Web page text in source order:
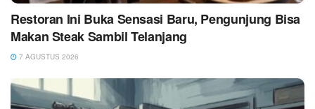
Restoran Ini Buka Sensasi Baru, Pengunjung Bisa
Makan Steak Sambil Telanjang
7 AGUSTUS 2026